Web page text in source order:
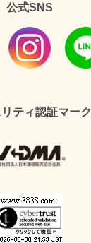
公式SNS
ティ認証マーク